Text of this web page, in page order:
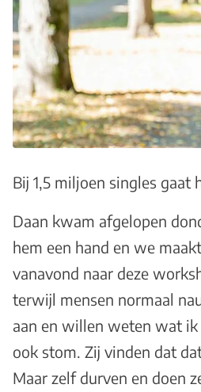
Bij 1,5 miljoen singles gaat
Daan kwam afgelopen
hem een hand en we
vanavond naar deze
terwijl mensen normaal
aan en willen weten wat ik
ook stom. Zij vinden dat
Maar zelf durven en doen